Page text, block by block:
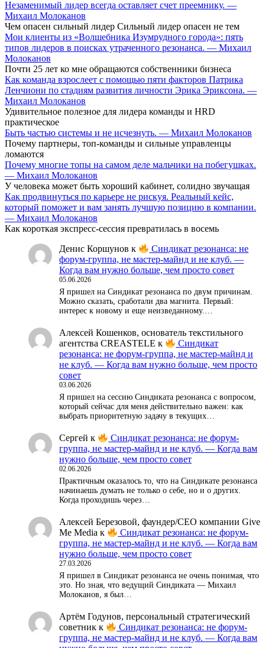
Незаменимый лидер всегда оставляет счет преемнику. —
Михаил Молоканов
Чем опасен сильный лидер Сильный лидер опасен не тем
Мои клиенты из «Волшебника Изумрудного города»: пять
типов лидеров в поисках утраченного резонанса. — Михаил
Молоканов
Почти 25 лет ко мне обращаются собственники бизнеса
Как команда взрослеет с помощью пяти факторов Патрика
Ленчиони по стадиям развития личности Эрика Эриксона. —
Михаил Молоканов
Удивительное полезное для лидера команды и HRD
практическое
Быть частью системы и не исчезнуть. — Михаил Молоканов
Почему партнеры, топ-команды и сильные управленцы
ломаются
Почему многие топы на самом деле мальчики на побегушках.
— Михаил Молоканов
У человека может быть хороший кабинет, солидно звучащая
Как продвинуться по карьере не рискуя. Реальный кейс,
который поможет и вам занять лучшую позицию в компании.
— Михаил Молоканов
Как короткая экспресс-сессия превратилась в восемь
Денис Коршунов к
Синдикат резонанса: не
форум-группа, не мастер-майнд и не клуб. —
Когда вам нужно больше, чем просто совет
05.06.2026
Я пришел на Синдикат резонанса по двум причинам.
Можно сказать, сработали два магнита. Первый:
интерес к новому и еще неизведанному.…
Алексей Кошенков, основатель текстильного
агентства CREASTELE к
Синдикат
резонанса: не форум-группа, не мастер-майнд и
не клуб. — Когда вам нужно больше, чем просто
совет
03.06.2026
Я пришел на сессию Синдиката резонанса с вопросом,
который сейчас для меня действительно важен: как
выбрать приоритетную задачу в текущих…
Сергей к
Синдикат резонанса: не форум-
группа, не мастер-майнд и не клуб. — Когда вам
нужно больше, чем просто совет
02.06.2026
Практичным оказалось то, что на Синдикате резонанса
начинаешь думать не только о себе, но и о других.
Когда проходишь через…
Алексей Березовой, фаундер/СЕО компании Give
Me Media к
Синдикат резонанса: не форум-
группа, не мастер-майнд и не клуб. — Когда вам
нужно больше, чем просто совет
27.03.2026
Я пришел в Синдикат резонанса не очень понимая, что
это. Но зная, что ведущий Синдиката — Михаил
Молоканов, я был…
Артём Годунов, персональный стратегический
советник к
Синдикат резонанса: не форум-
группа, не мастер-майнд и не клуб. — Когда вам